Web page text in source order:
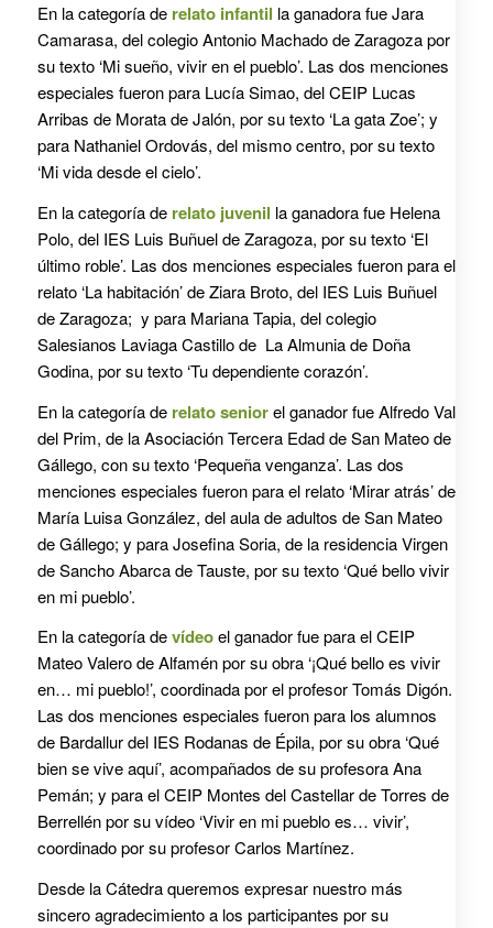
En la categoría de relato infantil la ganadora fue Jara
Camarasa, del colegio Antonio Machado de Zaragoza por
su texto ‘Mi sueño, vivir en el pueblo’. Las dos menciones
especiales fueron para Lucía Simao, del CEIP Lucas
Arribas de Morata de Jalón, por su texto ‘La gata Zoe’; y
para Nathaniel Ordovás, del mismo centro, por su texto
‘Mi vida desde el cielo’.
En la categoría de relato juvenil la ganadora fue Helena
Polo, del IES Luis Buñuel de Zaragoza, por su texto ‘El
último roble’. Las dos menciones especiales fueron para el
relato ‘La habitación’ de Ziara Broto, del IES Luis Buñuel
de Zaragoza; y para Mariana Tapia, del colegio
Salesianos Laviaga Castillo de La Almunia de Doña
Godina, por su texto ‘Tu dependiente corazón’.
En la categoría de relato seniorel ganador fue Alfredo Val
del Prim, de la Asociación Tercera Edad de San Mateo de
Gállego, con su texto ‘Pequeña venganza’. Las dos
menciones especiales fueron para el relato ‘Mirar atrás’ de
María Luisa González, del aula de adultos de San Mateo
de Gállego; y para Josefina Soria, de la residencia Virgen
de Sancho Abarca de Tauste, por su texto ‘Qué bello vivir
en mi pueblo’.
En la categoría devídeoel ganador fue para el CEIP
Mateo Valero de Alfamén por su obra ‘¡Qué bello es vivir
en… mi pueblo!’, coordinada por el profesor Tomás Digón.
Las dos menciones especiales fueron para los alumnos
de Bardallur del IES Rodanas de Épila, por su obra ‘Qué
bien se vive aquí’, acompañados de su profesora Ana
Pemán; y para el CEIP Montes del Castellar de Torres de
Berrellén por su vídeo ‘Vivir en mi pueblo es… vivir’,
coordinado por su profesor Carlos Martínez.
Desde la Cátedra queremos expresar nuestro más
sincero agradecimiento a los participantes por su